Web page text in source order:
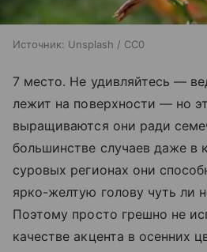
Источник: Unsplash / CC0
7 место. Не удивляйтесь —
лежит на поверхности — но
выращиваются они ради
большинстве случаев даже в
суровых регионах они
ярко-желтую голову чуть ли
Поэтому просто грешно не
качестве акцента в осенних